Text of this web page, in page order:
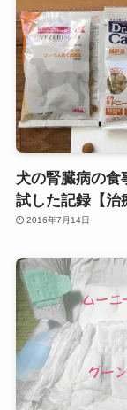
犬の腎臓病の食
試した記録【治
2016年7月14日